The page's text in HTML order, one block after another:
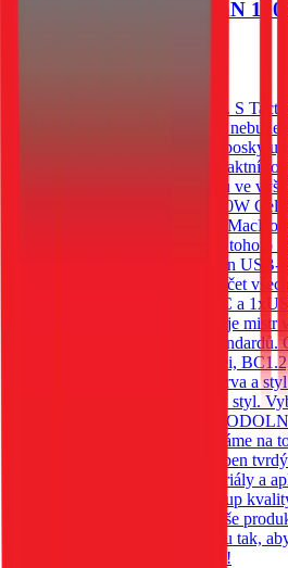
Tactical Nett Warrior GaN
Dobij noťas, tablet nebo telefon. S
už druhou nabíječku potřebovat
technologie Technologie, která
umožňuje zachovat velmi kompaktní
ostatním nabíječkám má výhodu ve
rozměrech a delší životnosti. 100W
Ti zaručí, že můžeš nabíjet svůj
notebooky a tablety s podporou tohoto
sdílený. To znamená, že na jeden USB-
celých 100W a neudává jen součet
disponuje třemi porty: 2xUSB-C a
standardy Tactical Nett Warrior je mistr
celou škálu rychlonabíjecích standardů.
QC3.0, Samsung, AFC, Huawei,
styl Tactical Pečlivě vybraná barva a
zároveň doplňuje tvůj jedinečný styl.
a odliš se. NEODOLATELNĚ
pro parádu. U nás v Tactical dbáme na
Tactical Nett Warrior byl podroben
jsme použili velice odolné materiály a
technologie pro co nejlepší výstup
máme rádi přírodu. Všechny naše
krabiček z recyklovaného papíru tak,
životní prostředí. Mysli takticky!